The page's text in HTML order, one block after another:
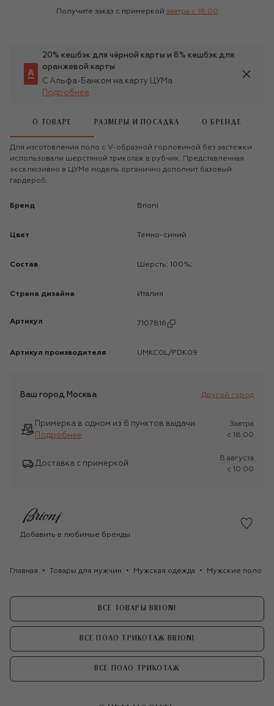
Получите заказ с примеркой завтра c 18:00
20% кешбэк для чёрной карты и 8% кешбэк для
оранжевой карты
С Альфа-Банком на карту ЦУМа
Подробнее
О ТОВАРЕ РАЗМЕРЫ И ПОСАДКА О БРЕНДЕ
Для изготовления поло с V-образной горловиной без застежки
использовали шерстяной трикотаж в рубчик. Представленная
эксклюзивно в ЦУМе модель органично дополнит базовый
гардероб.
Бренд Brioni
Цвет Темно-синий
Состав Шерсть: 100%;
Страна дизайна Италия
Артикул 7107816
Артикул производителя UMKC0L/PDK09
Ваш город Москва Другой город
Примерка в одном из 6 пунктов выдачи
Подробнее
Завтра
c 18:00
Доставка с примеркой
8 августа
c 10:00
Добавить в любимые бренды
Главная Товары для мужчин Мужская одежда Мужские поло
ВСЕ ТОВАРЫ BRIONI
ВСЕ ПОЛО ТРИКОТАЖ BRIONI
ВСЕ ПОЛО ТРИКОТАЖ